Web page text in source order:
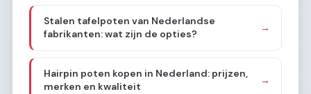
Stalen tafelpoten van Nederlandse
fabrikanten: wat zijn de opties?
→
Hairpin poten kopen in Nederland: prijzen,
merken en kwaliteit
→